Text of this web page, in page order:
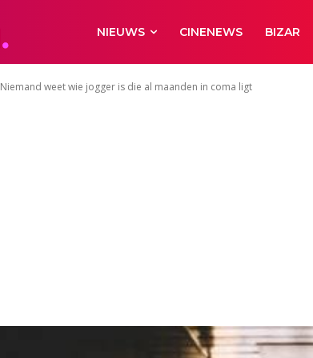
NIEUWS CINENEWS BIZAR
Niemand weet wie jogger is die al maanden in coma ligt